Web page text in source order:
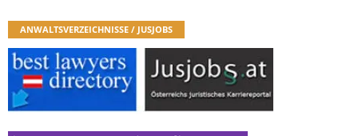
ANWALTSVERZEICHNISSE / JUSJOBS